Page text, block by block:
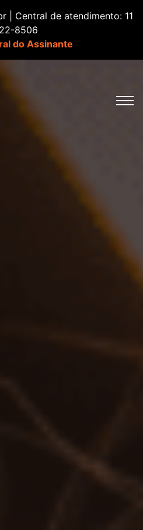
| Central de atendimento: 11
8506
do Assinante